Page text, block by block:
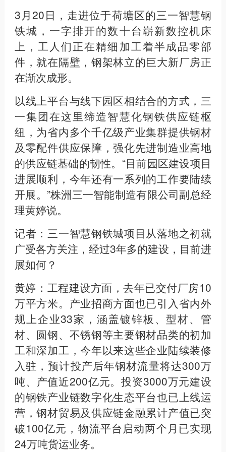
3月20日，走进位于荷塘区的三一智慧钢
铁城，一字排开的数十台崭新数控机床
上，工人们正在精细加工着半成品零部
件，就在隔壁，钢架林立的巨大新厂房正
在渐次成形。
以线上平台与线下园区相结合的方式，三
一集团在这里缔造智慧化钢铁供应链枢
纽，为省内多个千亿级产业集群提供钢材
及零配件供应保障，强化先进制造业高地
的供应链基础的韧性。“目前园区建设项目
进展顺利，今年还有一系列的工作要陆续
开展。”株洲三一智能制造有限公司副总经
理黄婷说。
记者：三一智慧钢铁城项目从落地之初就
广受各方关注，经过3年多的建设，目前进
展如何？
黄婷：工程建设方面，去年已交付厂房10
万平方米。产业招商方面也已引入省内外
规上企业33家，涵盖镀锌板、型材、管
材、圆钢、不锈钢等主要钢材品类的初加
工和深加工，今年以来这些企业陆续装修
入驻，预计投产后年钢材流量将达300万
吨、产值近200亿元。投资3000万元建设
的钢铁产业链数字化生态平台也已上线运
营，钢材贸易及供应链金融累计产值已突
破100亿元，物流平台启动两个月已实现
24万吨货运业务。